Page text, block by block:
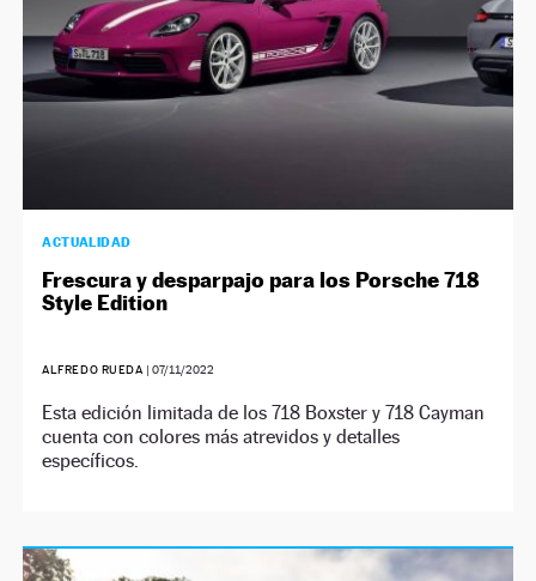
ACTUALIDAD
Frescura y desparpajo para los Porsche 718
Style Edition
ALFREDO RUEDA | 07/11/2022
Esta edición limitada de los 718 Boxster y 718 Cayman
cuenta con colores más atrevidos y detalles
específicos.